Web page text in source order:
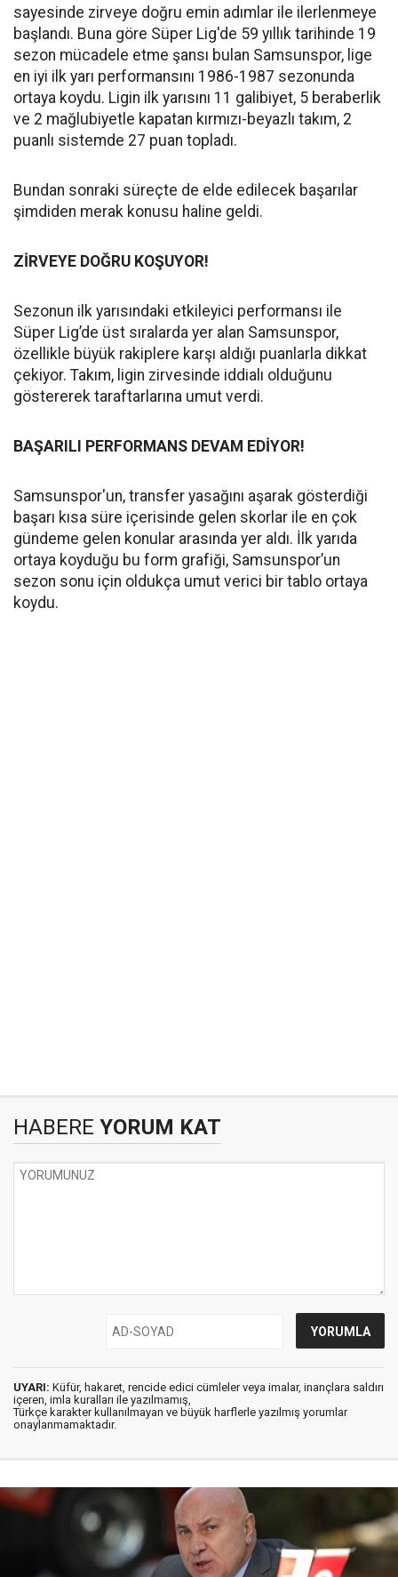
sayesinde zirveye doğru emin adımlar ile ilerlenmeye
başlandı. Buna göre Süper Lig'de 59 yıllık tarihinde 19
sezon mücadele etme şansı bulan Samsunspor, lige
en iyi ilk yarı performansını 1986-1987 sezonunda
ortaya koydu. Ligin ilk yarısını 11 galibiyet, 5 beraberlik
ve 2 mağlubiyetle kapatan kırmızı-beyazlı takım, 2
puanlı sistemde 27 puan topladı.
Bundan sonraki süreçte de elde edilecek başarılar
şimdiden merak konusu haline geldi.
ZİRVEYE DOĞRU KOŞUYOR!
Sezonun ilk yarısındaki etkileyici performansı ile
Süper Lig’de üst sıralarda yer alan Samsunspor,
özellikle büyük rakiplere karşı aldığı puanlarla dikkat
çekiyor. Takım, ligin zirvesinde iddialı olduğunu
göstererek taraftarlarına umut verdi.
BAŞARILI PERFORMANS DEVAM EDİYOR!
Samsunspor'un, transfer yasağını aşarak gösterdiği
başarı kısa süre içerisinde gelen skorlar ile en çok
gündeme gelen konular arasında yer aldı. İlk yarıda
ortaya koyduğu bu form grafiği, Samsunspor’un
sezon sonu için oldukça umut verici bir tablo ortaya
koydu.
HABERE YORUM KAT
UYARI: Küfür, hakaret, rencide edici cümleler veya imalar, inançlara saldırı
içeren, imla kuralları ile yazılmamış,
Türkçe karakter kullanılmayan ve büyük harflerle yazılmış yorumlar
onaylanmamaktadır.